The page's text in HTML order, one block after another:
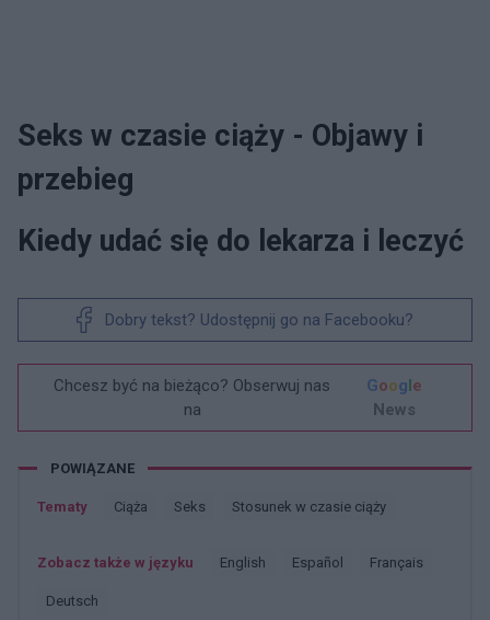
Seks w czasie ciąży - Objawy i
przebieg
Kiedy udać się do lekarza i leczyć
Dobry tekst? Udostępnij go na Facebooku?
Chcesz być na bieżąco? Obserwuj nas
na
Google
News
POWIĄZANE
Tematy Ciąża Seks Stosunek w czasie ciąży
Zobacz także w języku english español français
deutsch